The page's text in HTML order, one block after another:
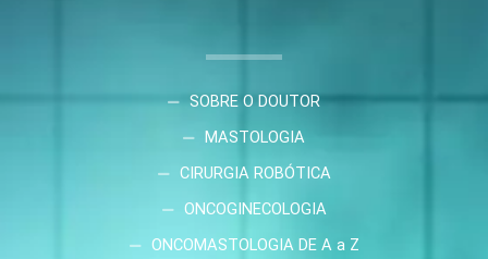
SOBRE O DOUTOR
MASTOLOGIA
CIRURGIA ROBÓTICA
ONCOGINECOLOGIA
ONCOMASTOLOGIA DE A a Z